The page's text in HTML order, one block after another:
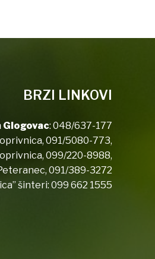
BRZI LINKOVI
: 048/637-177
091/5080-773,
099/220-8988,
091/389-3272
šinteri: 099 662 1555